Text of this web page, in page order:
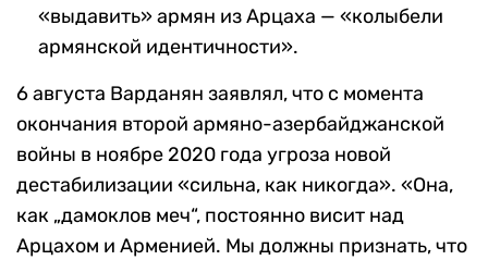
«выдавить» армян из Арцаха — «колыбели
армянской идентичности».
6 августа Варданян заявлял, что с момента
окончания второй армяно-азербайджанской
войны в ноябре 2020 года угроза новой
дестабилизации «сильна, как никогда». «Она,
как „дамоклов меч“, постоянно висит над
Арцахом и Арменией. Мы должны признать, что